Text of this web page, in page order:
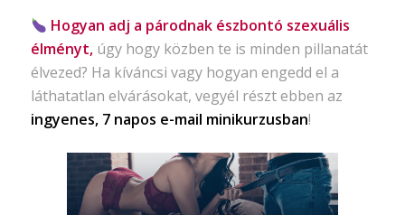
Hogyan adj a párodnak észbontó szexuális
élményt, úgy hogy közben te is minden pillanatát
élvezed? Ha kíváncsi vagy hogyan engedd el a
láthatatlan elvárásokat, vegyél részt ebben az
ingyenes, 7 napos e-mail minikurzusban!